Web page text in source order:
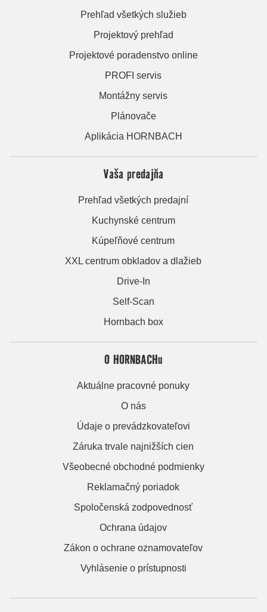
Prehľad všetkých služieb
Projektový prehľad
Projektové poradenstvo online
PROFI servis
Montážny servis
Plánovače
Aplikácia HORNBACH
Vaša predajňa
Prehľad všetkých predajní
Kuchynské centrum
Kúpeľňové centrum
XXL centrum obkladov a dlažieb
Drive-In
Self-Scan
Hornbach box
O HORNBACHu
Aktuálne pracovné ponuky
O nás
Údaje o prevádzkovateľovi
Záruka trvale najnižších cien
Všeobecné obchodné podmienky
Reklamačný poriadok
Spoločenská zodpovednosť
Ochrana údajov
Zákon o ochrane oznamovateľov
Vyhlásenie o prístupnosti